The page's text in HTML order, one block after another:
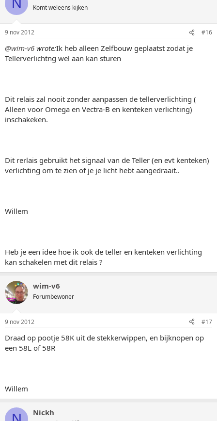
Komt weleens kijken
9 nov 2012 #16
@wim-v6 wrote:Ik heb alleen Zelfbouw geplaatst zodat je
Tellerverlichtng wel aan kan sturen
Dit relais zal nooit zonder aanpassen de tellerverlichting (
Alleen voor Omega en Vectra-B en kenteken verlichting)
inschakeken.
Dit rerlais gebruikt het signaal van de Teller (en evt kenteken)
verlichting om te zien of je je licht hebt aangedraait..
Willem
Heb je een idee hoe ik ook de teller en kenteken verlichting
kan schakelen met dit relais ?
wim-v6
Forumbewoner
9 nov 2012 #17
Draad op pootje 58K uit de stekkerwippen, en bijknopen op
een 58L of 58R
Willem
Nickh